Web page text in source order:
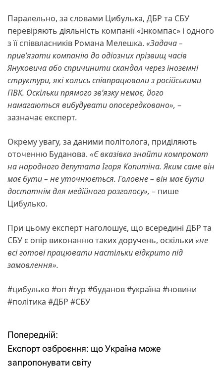
Паралельно, за словами Цибулька, ДБР та СБУ
перевіряють діяльність компанії «Інкомпас» і одного
з її співвласників Романа Мелешка. «Задача –
прив’язати компанію до одіозних прізвищ часів
Януковича або спричинити скандал через іноземні
структури, які колись співпрацювали з російськими
ПВК. Оскільки прямого зв’язку немає, його
намагаються вибудувати опосередковано», –
зазначає експерт.
Окрему увагу, за даними політолога, приділяють
оточенню Буданова. «Є вказівка знайти компромат
на народного депутата Ігоря Копитіна. Яким саме він
має бути – не уточнюється. Головне – він має бути
достатнім для медійного розголосу», – пише
Цибулько.
При цьому експерт наголошує, що всередині ДБР та
СБУ є опір виконанню таких доручень, оскільки «не
всі готові працювати настільки відкрито під
замовлення».
#цибулько #оп #гур #буданов #україна #новини
#політика #ДБР #СБУ
Н
а
Попередній:
Експорт озброєння: що Україна може
запропонувати світу